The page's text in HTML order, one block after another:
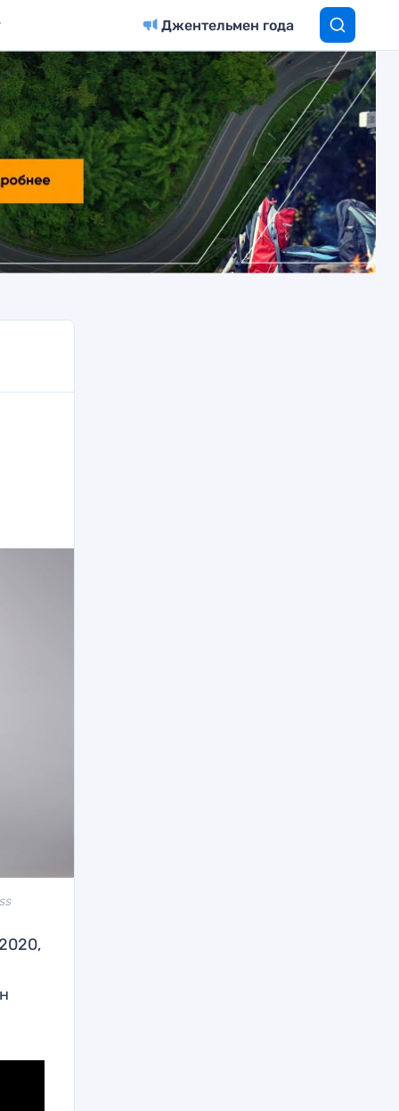
Джентельмен года